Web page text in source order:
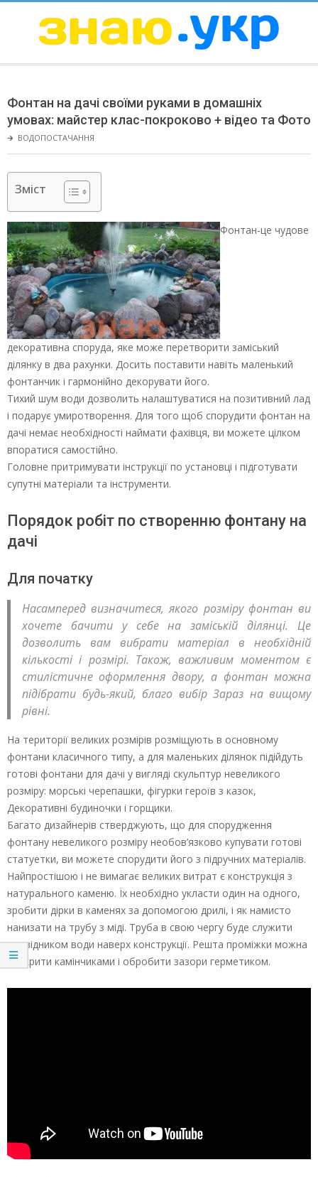
ЗНАЮ
Menu
Фонтан на дачі своїми руками в домашніх
умовах: майстер клас-покроково + відео та Фото
🡲 ВОДОПОСТАЧАННЯ
Зміст
Фонтан-це чудове
декоративна споруда, яке може перетворити заміський
ділянку в два рахунки. Досить поставити навіть маленький
фонтанчик і гармонійно декорувати його.
Тихий шум води дозволить налаштуватися на позитивний лад
і подарує умиротворення. Для того щоб спорудити фонтан на
дачі немає необхідності наймати фахівця, ви можете цілком
впоратися самостійно.
Головне притримувати інструкції по установці і підготувати
супутні матеріали та інструменти.
Порядок робіт по створенню фонтану на
дачі
Для початку
Насамперед визначитеся, якого розміру фонтан ви
хочете бачити у себе на заміській ділянці. Це
дозволить вам вибрати матеріал в необхідній
кількості і розмірі. Також, важливим моментом є
стилістичне оформлення двору, а фонтан можна
підібрати будь-який, благо вибір Зараз на вищому
рівні.
На території великих розмірів розміщують в основному
фонтани класичного типу, а для маленьких ділянок підійдуть
готові фонтани для дачі у вигляді скульптур невеликого
розміру: морські черепашки, фігурки героїв з казок,
Декоративні будиночки і горщики.
Багато дизайнерів стверджують, що для спорудження
фонтану невеликого розміру необов’язково купувати готові
статуетки, ви можете спорудити його з підручних матеріалів.
Найпростішою і не вимагає великих витрат є конструкція з
натурального каменю. Їх необхідно укласти один на одного,
зробити дірки в каменях за допомогою дрилі, і як намисто
нанизати на трубу з міді. Труба в свою чергу буде служити
провідником води наверх конструкції. Решта проміжки можна
прикрити камінчиками і обробити зазори герметиком.